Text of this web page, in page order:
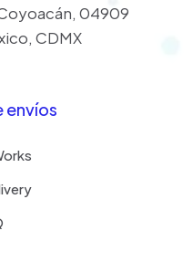
04909
CDMX
envíos